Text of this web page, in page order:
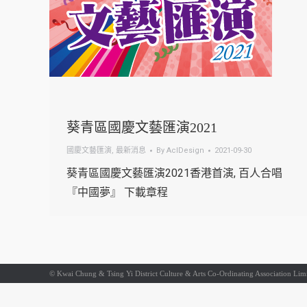
葵青區國慶文藝匯演2021
國慶文藝匯演, 最新消息 By AclDesign 2021-09-30
葵青區國慶文藝匯演2021香港首演, 百人合唱
『中國夢』 下載章程
© Kwai Chung & Tsing Yi District Culture & Arts Co-Ordinating Association